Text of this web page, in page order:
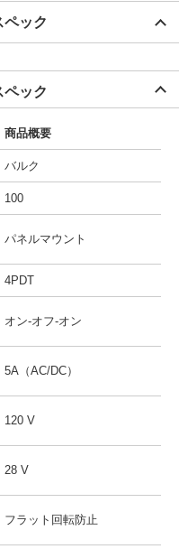
ック
ック
商品概要
バルク
100
パネルマウント
4PDT
オン-オフ-オン
5A（AC/DC）
120 V
28 V
フラット回転防止